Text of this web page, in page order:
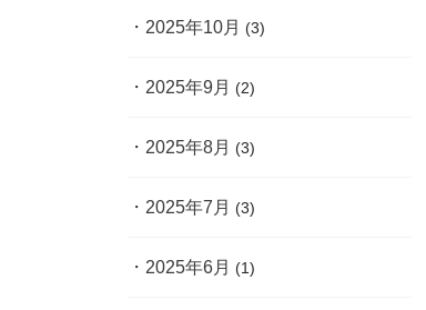
2025年10月 (3)
2025年9月 (2)
2025年8月 (3)
2025年7月 (3)
2025年6月 (1)